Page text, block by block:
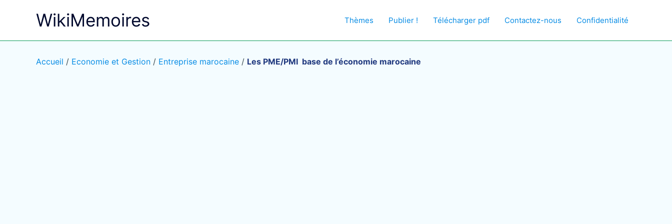
WikiMemoires Thèmes Publier ! Télécharger pdf Contactez-nous Confidentialité
Accueil / Economie et Gestion / Entreprise marocaine / Les PME/PMI base de l’économie marocaine